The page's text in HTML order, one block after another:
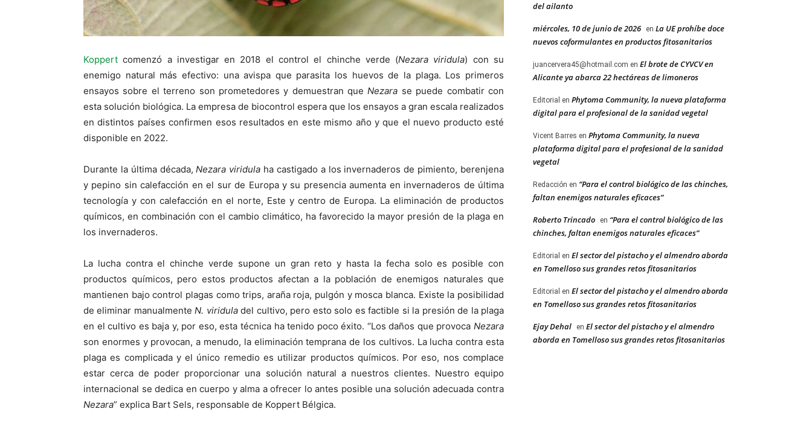
Koppert comenzó a investigar en 2018 el control el chinche verde (Nezara viridula) con su
enemigo natural más efectivo: una avispa que parasita los huevos de la plaga. Los primeros
ensayos sobre el terreno son prometedores y demuestran queNezara se puede combatir con
esta solución biológica. La empresa de biocontrol espera que los ensayos a gran escala realizados
en distintos países confirmen esos resultados en este mismo año y que el nuevo producto esté
disponible en 2022.
Durante la última década,Nezara viridula ha castigado a los invernaderos de pimiento, berenjena
y pepino sin calefacción en el sur de Europa y su presencia aumenta en invernaderos de última
tecnología y con calefacción en el norte, Este y centro de Europa. La eliminación de productos
químicos, en combinación con el cambio climático, ha favorecido la mayor presión de la plaga en
los invernaderos.
La lucha contra el chinche verde supone un gran reto y hasta la fecha solo es posible con
productos químicos, pero estos productos afectan a la población de enemigos naturales que
mantienen bajo control plagas como trips, araña roja, pulgón y mosca blanca. Existe la posibilidad
de eliminar manualmenteN. viriduladel cultivo, pero esto solo es factible si la presión de la plaga
en el cultivo es baja y, por eso, esta técnica ha tenido poco éxito. ‘’Los daños que provoca Nezara
son enormes y provocan, a menudo, la eliminación temprana de los cultivos. La lucha contra esta
plaga es complicada y el único remedio es utilizar productos químicos. Por eso, nos complace
estar cerca de poder proporcionar una solución natural a nuestros clientes. Nuestro equipo
internacional se dedica en cuerpo y alma a ofrecer lo antes posible una solución adecuada contra
Nezara” explica Bart Sels, responsable de Koppert Bélgica.
del ailanto
miércoles, 10 de junio de 2026 en La UE prohíbe doce
nuevos coformulantes en productos fitosanitarios
juancervera45@hotmail.com en El brote de CYVCV en
Alicante ya abarca 22 hectáreas de limoneros
Editorial en Phytoma Community, la nueva plataforma
digital para el profesional de la sanidad vegetal
Vicent Barres en Phytoma Community, la nueva
plataforma digital para el profesional de la sanidad
vegetal
Redacción en “Para el control biológico de las chinches,
faltan enemigos naturales eficaces”
Roberto Trincado en “Para el control biológico de las
chinches, faltan enemigos naturales eficaces”
Editorial en El sector del pistacho y el almendro aborda
en Tomelloso sus grandes retos fitosanitarios
Editorial en El sector del pistacho y el almendro aborda
en Tomelloso sus grandes retos fitosanitarios
Ejay Dehal en El sector del pistacho y el almendro
aborda en Tomelloso sus grandes retos fitosanitarios